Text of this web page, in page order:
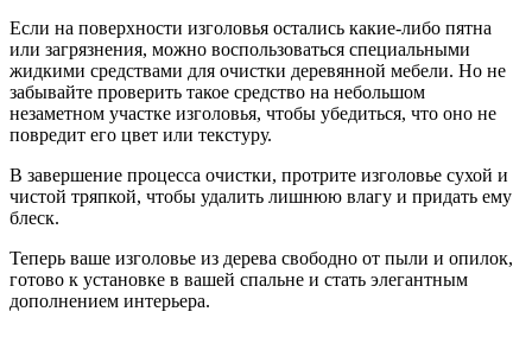
Если на поверхности изголовья остались какие-либо пятна
или загрязнения, можно воспользоваться специальными
жидкими средствами для очистки деревянной мебели. Но не
забывайте проверить такое средство на небольшом
незаметном участке изголовья, чтобы убедиться, что оно не
повредит его цвет или текстуру.
В завершение процесса очистки, протрите изголовье сухой и
чистой тряпкой, чтобы удалить лишнюю влагу и придать ему
блеск.
Теперь ваше изголовье из дерева свободно от пыли и опилок,
готово к установке в вашей спальне и стать элегантным
дополнением интерьера.